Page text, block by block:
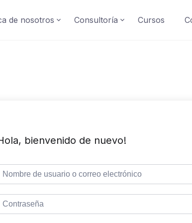
de nosotros Consultoría Cursos
bienvenido de nuevo!